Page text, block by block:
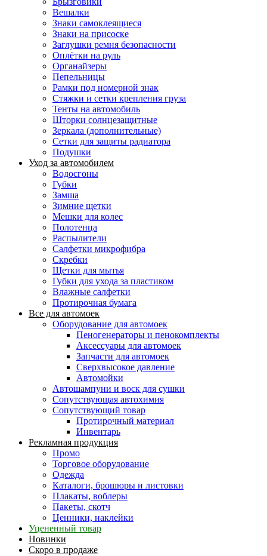
Вешалки
Знаки самоклеящиеся
Знаки на присоске
Заглушки ремня безопасности
Оплётки на руль
Органайзеры
Пепельницы
Рамки под номерной знак
Стяжки и сетки крепления груза
Тенты на автомобиль
Шторки солнцезащитные
Зеркала (дополнительные)
Сетки для защиты радиатора
Подушки
Уход за автомобилем
Водосгоны
Губки
Замша
Зимние щетки
Мешки для колес
Полотенца
Распылители
Салфетки микрофибра
Скребки
Щетки для мытья
Губки для ухода за пластиком
Влажные салфетки
Протирочная бумага
Все для автомоек
Оборудование для автомоек
Пеногенераторы и пенокомплекты
Аксессуары для автомоек
Запчасти для автомоек
Сверхвысокое давление
Автомойки
Автошампуни и воск для сушки
Сопутствующая автохимия
Сопутствующий товар
Протирочный материал
Инвентарь
Рекламная продукция
Промо
Торговое оборудование
Одежда
Каталоги, брошюры и листовки
Плакаты, воблеры
Пакеты, скотч
Ценники, наклейки
Уцененный товар
Новинки
Скоро в продаже